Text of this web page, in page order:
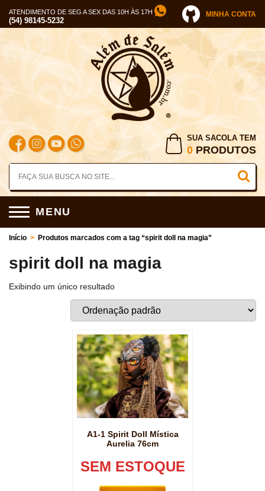
ATENDIMENTO DE SEG A SEX DAS 10H ÀS 17H
(54) 98145-5232
MINHA CONTA
SUA SACOLA TEM
0 PRODUTOS
MENU
Início > Produtos marcados com a tag “spirit doll na magia”
spirit doll na magia
Exibindo um único resultado
A1-1 Spirit Doll Mística
Aurelia 76cm
SEM ESTOQUE